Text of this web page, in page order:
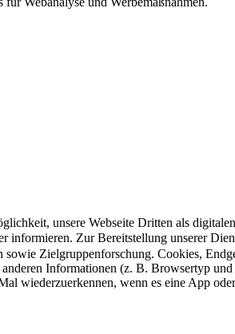
unsere Webseite Dritten als
informieren. Zur Bereitstellung unserer
Zielgruppenforschung. Cookies,
Informationen (z. B. Browsertyp
wiederzuerkennen, wenn es eine App